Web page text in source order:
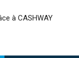
à CASHWAY